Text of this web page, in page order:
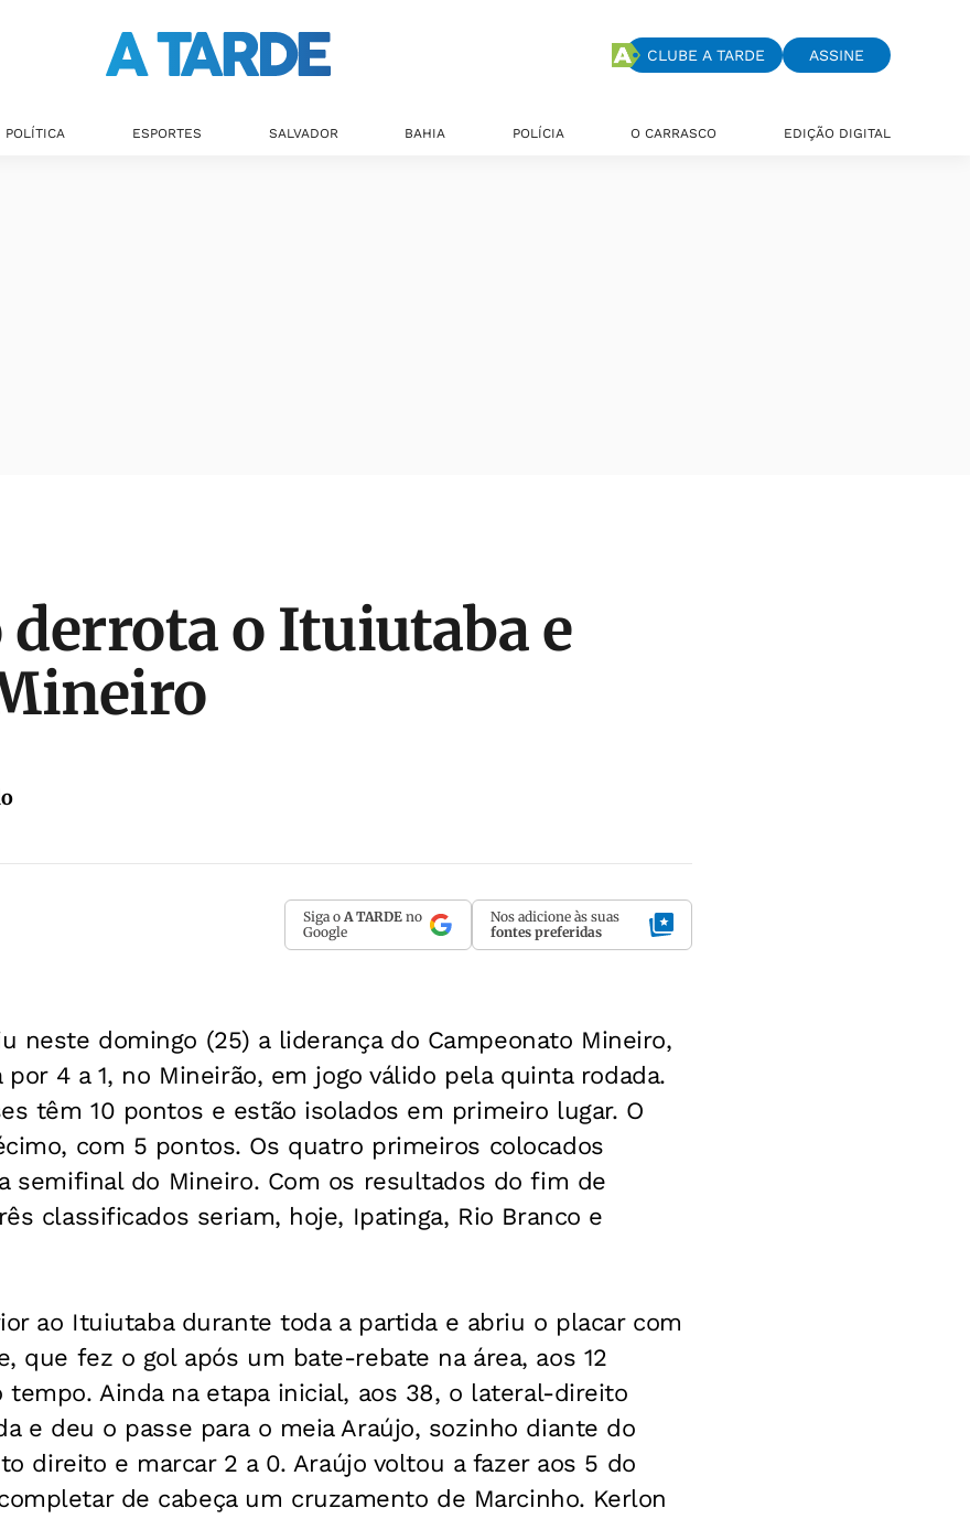
CLUBE A TARDE ASSINE
POLÍTICA ESPORTES SALVADOR BAHIA POLÍCIA O CARRASCO EDIÇÃO DIGITAL
o Ituiutaba e
Siga o A TARDE no
Google
Nos adicione às suas
fontes preferidas
neste domingo (25) a liderança do Campeonato Mineiro,
4 a 1, no Mineirão, em jogo válido pela quinta rodada.
têm 10 pontos e estão isolados em primeiro lugar. O
com 5 pontos. Os quatro primeiros colocados
semifinal do Mineiro. Com os resultados do fim de
classificados seriam, hoje, Ipatinga, Rio Branco e
ao Ituiutaba durante toda a partida e abriu o placar com
que fez o gol após um bate-rebate na área, aos 12
Ainda na etapa inicial, aos 38, o lateral-direito
e deu o passe para o meia Araújo, sozinho diante do
direito e marcar 2 a 0. Araújo voltou a fazer aos 5 do
de cabeça um cruzamento de Marcinho. Kerlon